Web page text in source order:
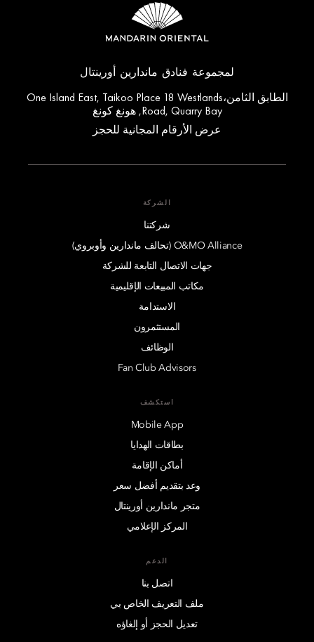
لمجموعة فنادق ماندارين أورينتال
الطابق الثامن،One Island East, Taikoo Place 18 Westlands
Road, Quarry Bay, هونغ كونغ
عرض الأرقام المجانية للحجز
الشركة
شركتنا
O&MO Alliance (تحالف ماندارين وأوبروي)
جهات الاتصال التابعة للشركة
مكاتب المبيعات الإقليمية
الاستدامة
المستثمرون
الوظائف
Fan Club Advisors
استكشف
Mobile App
بطاقات الهدايا
أماكن الإقامة
وعد بتقديم أفضل سعر
متجر ماندارين أورينتال
المركز الإعلامي
الدعم
اتصل بنا
ملف التعريف الخاص بي
تعديل الحجز أو إلغاؤه